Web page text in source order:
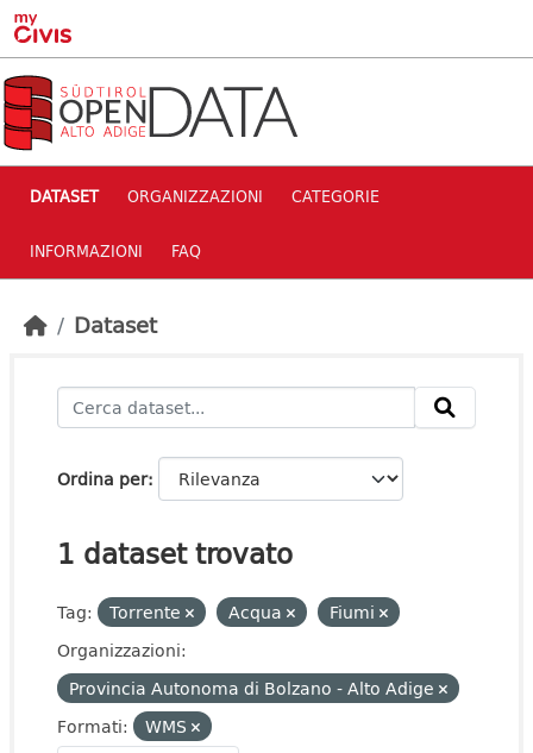
Skip to main content
DATASET ORGANIZZAZIONI CATEGORIE
INFORMAZIONI FAQ
Dataset
Ordina per
1 dataset trovato
Tag: Torrente Acqua
Fiumi
Organizzazioni:
Provincia Autonoma di Bolzano - Alto Adige
Formati:
WMS